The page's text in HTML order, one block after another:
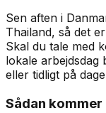
Sen aften i
Thailand, så det
Skal du tale med
lokale arbejdsdag
eller tidligt på
Sådan